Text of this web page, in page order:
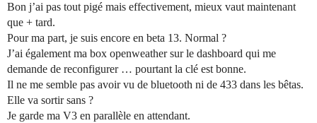
Bon j’ai pas tout pigé mais effectivement, mieux vaut maintenant
que + tard.
Pour ma part, je suis encore en beta 13. Normal ?
J’ai également ma box openweather sur le dashboard qui me
demande de reconfigurer … pourtant la clé est bonne.
Il ne me semble pas avoir vu de bluetooth ni de 433 dans les bêtas.
Elle va sortir sans ?
Je garde ma V3 en parallèle en attendant.